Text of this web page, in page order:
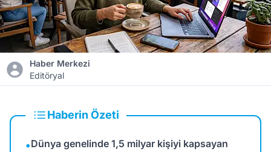
Haber Merkezi
Editöryal
Haberin Özeti
•Dünya genelinde 1,5 milyar kişiyi kapsayan